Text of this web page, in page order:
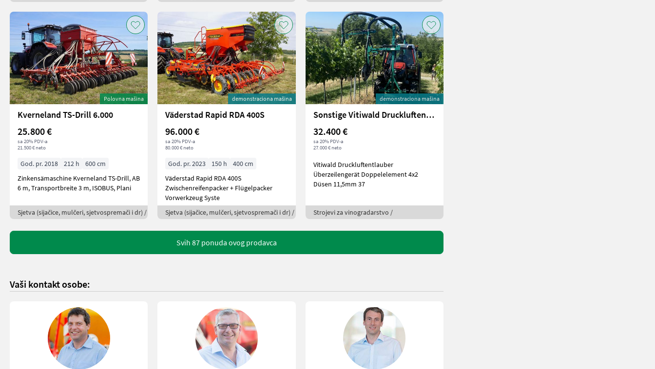
Polovna mašina
Kverneland TS-Drill 6.000
25.800 €
sa 20% PDV-a
21.500 € neto
God. pr. 2018 212 h
600 cm
Zinkensämaschine Kverneland TS-Drill, AB
6 m, Transportbreite 3 m, ISOBUS, Plani
Sjetva (sijačice, mulčeri, sjetvospremači i dr) /
demonstraciona mašina
Väderstad Rapid RDA 400S
96.000 €
sa 20% PDV-a
80.000 € neto
God. pr. 2023 150 h
400 cm
Väderstad Rapid RDA 400S
Zwischenreifenpacker + Flügelpacker
Vorwerkzeug Syste
Sjetva (sijačice, mulčeri, sjetvospremači i dr) /
demonstraciona mašina
Sonstige Vitiwald Druckluftentlauber
32.400 €
sa 20% PDV-a
27.000 € neto
Vitiwald Druckluftentlauber
Überzeilengerät Doppelelement 4x2
Düsen 11,5mm 37
Strojevi za vinogradarstvo /
Svih 87 ponuda ovog prodavca
Vaši kontakt osobe: